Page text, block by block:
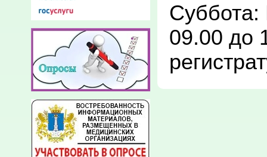
Суббота:
09.00 до